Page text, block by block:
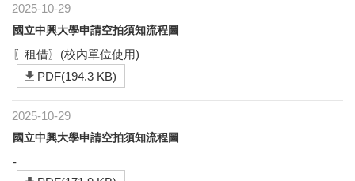
2025-10-29
國立中興大學申請空拍須知流程圖
〖租借〗(校內單位使用)
PDF(194.3 KB)
2025-10-29
國立中興大學申請空拍須知流程圖
-